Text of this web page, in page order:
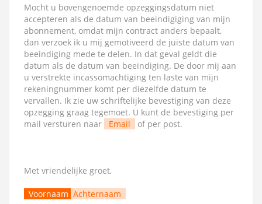
Mocht u bovengenoemde opzeggingsdatum niet
accepteren als de datum van beeindigiging van mijn
abonnement, omdat mijn contract anders bepaalt,
dan verzoek ik u mij gemotiveerd de juiste datum van
beeindiging mede te delen. In dat geval geldt die
datum als de datum van beeindiging. De door mij aan
u verstrekte incassomachtiging ten laste van mijn
rekeningnummer komt per diezelfde datum te
vervallen. Ik zie uw schriftelijke bevestiging van deze
opzegging graag tegemoet. U kunt de bevestiging per
mail versturen naar
Email of per post.
Met vriendelijke groet,
Voornaam Achternaam